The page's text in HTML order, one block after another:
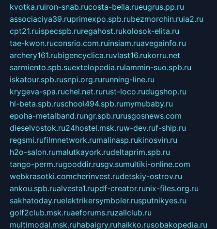
kvotka.ruiron-snab.rucosta-bella.rueugrus.pp.ru
associaciya39.ruprimexpo.spb.rubezmorchin.ruia2.ru
cpt21.ruispecspb.ruregahost.rukolosok-elita.ru
tae-kwon.ruconsrio.com.ruinsiam.ruavegainfo.ru
archery161.rubigencyclica.ruvlast16.rukorru.net
sarmiento.spb.suextelopedia.rulammin-suo.spb.ru
iskatour.spb.rusnpi.org.rurunning-line.ru
krygeva-spa.ruchel.net.rurust-loco.rudugshop.ru
hl-beta.spb.ruschool494.spb.rumymubaby.ru
epoha-metalband.rungr.spb.rurusgosnews.com
dieselvostok.ru24hostel.msk.ruw-dev.ruf-ship.ru
regsmi.rufilmnetwork.rumalinasp.rukinosvin.ru
h2o-salon.rumalutkayork.rudeltaprim.spb.ru
tango-perm.rugooddir.rusgv.sumultiki-online.com
webkrasotki.comcherinvest.rudetskiy-ostrov.ru
ankou.spb.rualvesta1.rupdf-creator.runix-files.org.ru
sakhatoday.ruelektrikersymboler.rusputnikyes.ru
golf2club.msk.ruaeforums.ruzallclub.ru
multimodal.msk.ruhabaigry.ruhaikko.rusobakopedia.ru